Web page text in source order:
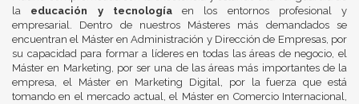
la educación y tecnologíaen los entornos profesional y
empresarial. Dentro de nuestros Másteres más demandados se
encuentran el Máster en Administración y Dirección de Empresas, por
su capacidad para formar a líderes en todas las áreas de negocio, el
Máster en Marketing, por ser una de las áreas más importantes de la
empresa, el Máster en Marketing Digital, por la fuerza que está
tomando en el mercado actual, el Máster en Comercio Internacional,